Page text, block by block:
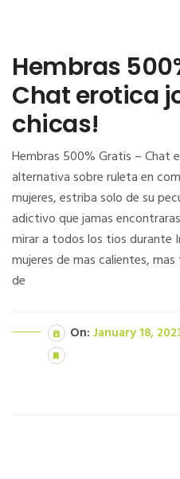
Hembras
Chat erotica
chicas!
Hembras 500% Gratis – Chat
alternativa sobre ruleta en
mujeres, estriba solo de su
adictivo que jamas
mirar a todos los tios durante
mujeres de mas calientes,
de
On: January 18,